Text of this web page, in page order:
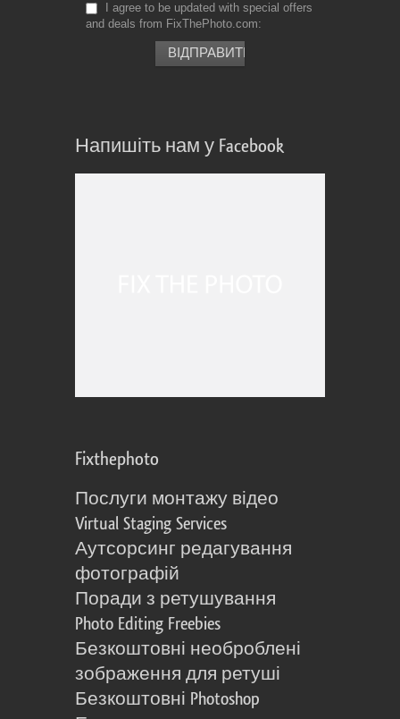
I agree to be updated with special offers
and deals from FixThePhoto.com
Напишіть нам у Facebook
Fixthephoto
Послуги монтажу відео
Virtual Staging Services
Аутсорсинг редагування
фотографій
Поради з ретушування
Photo Editing Freebies
Безкоштовні необроблені
зображення для ретуші
Безкоштовні Photoshop